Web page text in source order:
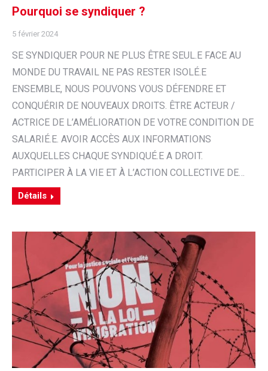
Pourquoi se syndiquer ?
5 février 2024
SE SYNDIQUER POUR NE PLUS ÊTRE SEUL.E FACE AU
MONDE DU TRAVAIL NE PAS RESTER ISOLÉ.E
ENSEMBLE, NOUS POUVONS VOUS DÉFENDRE ET
CONQUÉRIR DE NOUVEAUX DROITS. ÊTRE ACTEUR /
ACTRICE DE L’AMÉLIORATION DE VOTRE CONDITION DE
SALARIÉ.E. AVOIR ACCÈS AUX INFORMATIONS
AUXQUELLES CHAQUE SYNDIQUÉ.E A DROIT.
PARTICIPER À LA VIE ET À L’ACTION COLLECTIVE DE…
Détails